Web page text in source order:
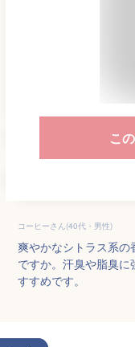
こ
コーヒーさん(40代・男性)
爽やかなシトラス系
ですか。汗臭や脂臭
すすめです。